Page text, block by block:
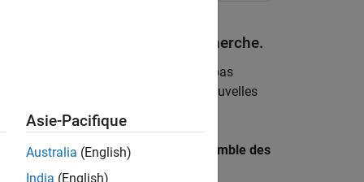
à vos critères de recherche.
. Si malgré tout vous ne trouvez pas
pour vous tenir au courant des nouvelles
par lieu pour trouver l’ensemble des
Asie-Pacifique
Australia (English)
India (English)